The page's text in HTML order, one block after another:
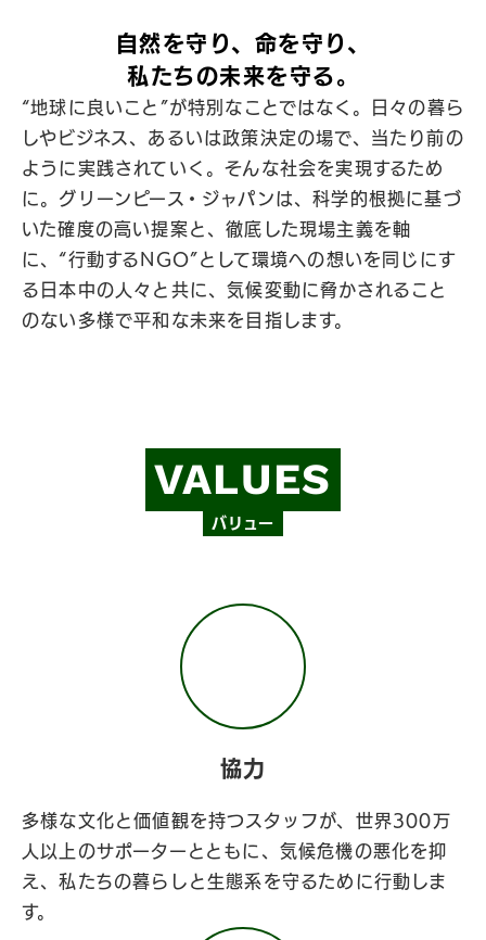
自然を守り、命を守り、
私たちの未来を守る。
“地球に良いこと”が特別なことではなく。日々の暮ら
しやビジネス、あるいは政策決定の場で、当たり前の
ように実践されていく。そんな社会を実現するため
に。グリーンピース・ジャパンは、科学的根拠に基づ
いた確度の高い提案と、徹底した現場主義を軸
に、“行動するNGO”として環境への想いを同じにす
る日本中の人々と共に、気候変動に脅かされること
のない多様で平和な未来を目指します。
VALUES
バリュー
協力
多様な文化と価値観を持つスタッフが、世界300万
人以上のサポーターとともに、気候危機の悪化を抑
え、私たちの暮らしと生態系を守るために行動しま
す。